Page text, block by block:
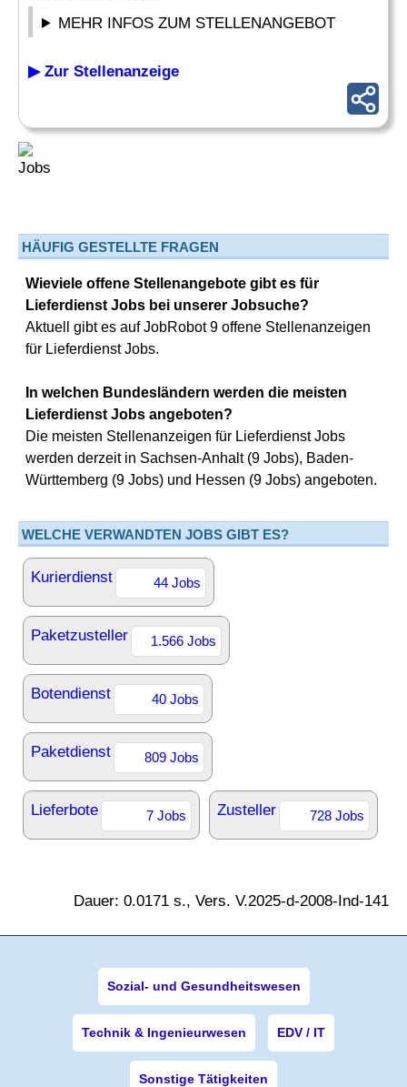
MEHR INFOS ZUM STELLENANGEBOT
▶ Zur Stellenanzeige
HÄUFIG GESTELLTE FRAGEN
Wieviele offene Stellenangebote gibt es für
Lieferdienst Jobs bei unserer Jobsuche?
Aktuell gibt es auf JobRobot 9 offene Stellenanzeigen
für Lieferdienst Jobs.
In welchen Bundesländern werden die meisten
Lieferdienst Jobs angeboten?
Die meisten Stellenanzeigen für Lieferdienst Jobs
werden derzeit in Sachsen-Anhalt (9 Jobs), Baden-
Württemberg (9 Jobs) und Hessen (9 Jobs) angeboten.
WELCHE VERWANDTEN JOBS GIBT ES?
Kurierdienst 44 Jobs
Paketzusteller 1.566 Jobs
Botendienst 40 Jobs
Paketdienst 809 Jobs
Lieferbote 7 Jobs Zusteller 728 Jobs
Dauer: 0.0171 s., Vers. V.2025-d-2008-Ind-141
Sozial- und Gesundheitswesen
Technik & Ingenieurwesen EDV / IT
Sonstige Tätigkeiten